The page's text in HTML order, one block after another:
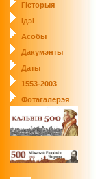
Гісторыя
Ідэі
Асобы
Дакумэнты
Даты
1553-2003
Фотагалерэя